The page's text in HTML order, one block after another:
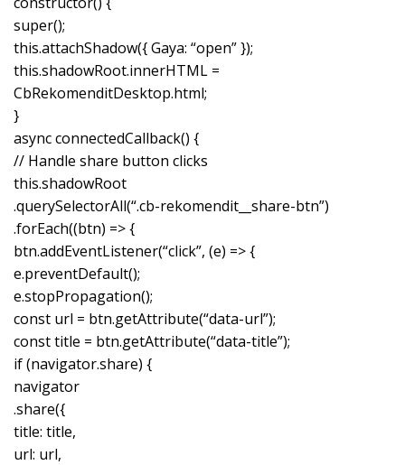
super();
this.attachShadow({ Gaya: “open” });
this.shadowRoot.innerHTML =
CbRekomenditDesktop.html;
}
async connectedCallback() {
// Handle share button clicks
this.shadowRoot
.querySelectorAll(“.cb-rekomendit__share-btn”)
.forEach((btn) => {
btn.addEventListener(“click”, (e) => {
e.preventDefault();
e.stopPropagation();
const url = btn.getAttribute(“data-url”);
const title = btn.getAttribute(“data-title”);
if (navigator.share) {
navigator
.share({
title: title,
url: url,